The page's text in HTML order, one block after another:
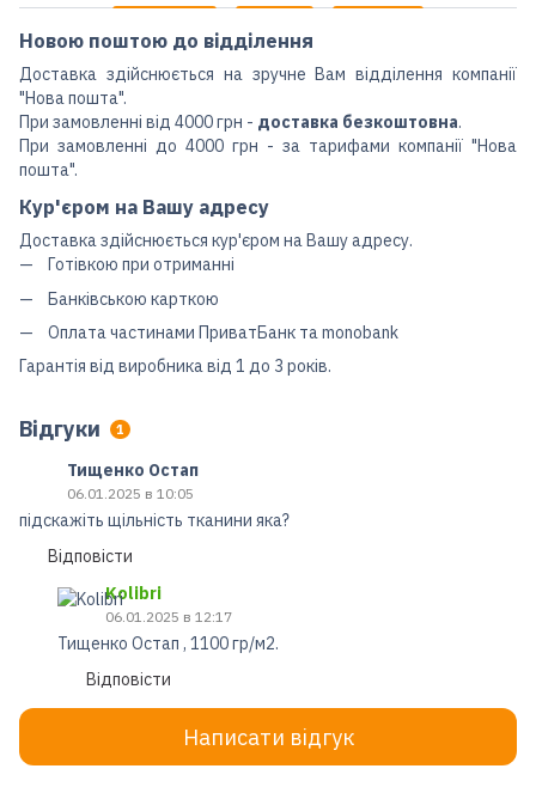
Новою поштою до відділення
Доставка здійснюється на зручне Вам відділення компанії
"Нова пошта".
При замовленні від 4000 грн - доставка безкоштовна.
При замовленні до 4000 грн - за тарифами компанії "Нова
пошта".
Кур'єром на Вашу адресу
Доставка здійснюється кур'єром на Вашу адресу.
Готівкою при отриманні
Банківською карткою
Оплата частинами ПриватБанк та monobank
Гарантія від виробника від 1 до 3 років.
Відгуки 1
Тищенко Остап
06.01.2025 в 10:05
підскажіть щільність тканини яка?
Відповісти
Kolibri
06.01.2025 в 12:17
Тищенко Остап , 1100 гр/м2.
Відповісти
Написати відгук